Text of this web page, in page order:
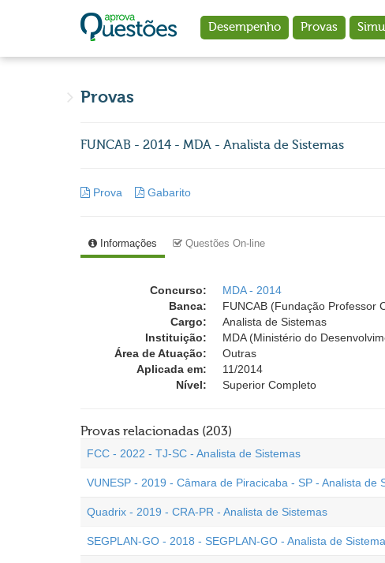
Desempenho Provas
Provas
FUNCAB - 2014 - MDA - Analista de Sistemas
Prova Gabarito
Informações Questões On-line
Concurso:
MDA - 2014
Banca:
FUNCAB (Fundação Professor
Cargo:
Analista de Sistemas
Instituição:
MDA (Ministério do
Área de Atuação:
Outras
Aplicada em:
11/2014
Nível:
Superior Completo
Provas relacionadas (203)
FCC - 2022 - TJ-SC - Analista de Sistemas
VUNESP - 2019 - Câmara de Piracicaba - SP - Analista de
Quadrix - 2019 - CRA-PR - Analista de Sistemas
SEGPLAN-GO - 2018 - SEGPLAN-GO - Analista de